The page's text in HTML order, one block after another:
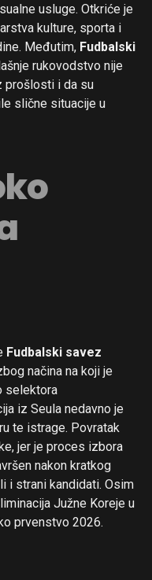
usluge. Otkriće je
kulture, sporta i
Međutim, Fudbalski
rukovodstvo nije
prošlosti i da su
slične situacije u
Fudbalski savez
načina na koji je
selektora
iz Seula nedavno je
te istrage. Povratak
jer je proces izbora
nakon kratkog
i strani kandidati. Osim
Južne Koreje u
prvenstvo 2026.